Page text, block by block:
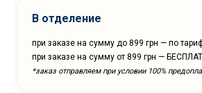
В отделение
при заказе на сумму до 899 грн — по
при заказе на сумму от 899 грн —
*заказ отправляем при условии 100%